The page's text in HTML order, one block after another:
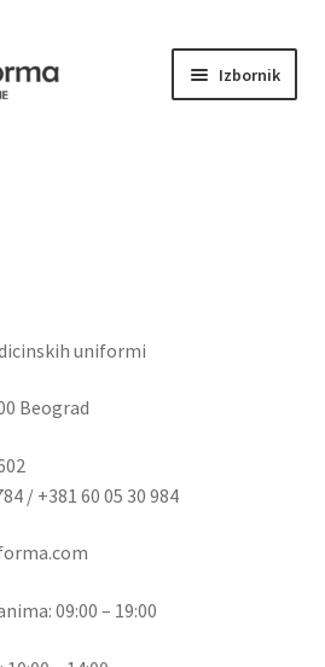
Izbornik
uniformi
Beograd
/ +381 60 05 30 984
09:00 – 19:00